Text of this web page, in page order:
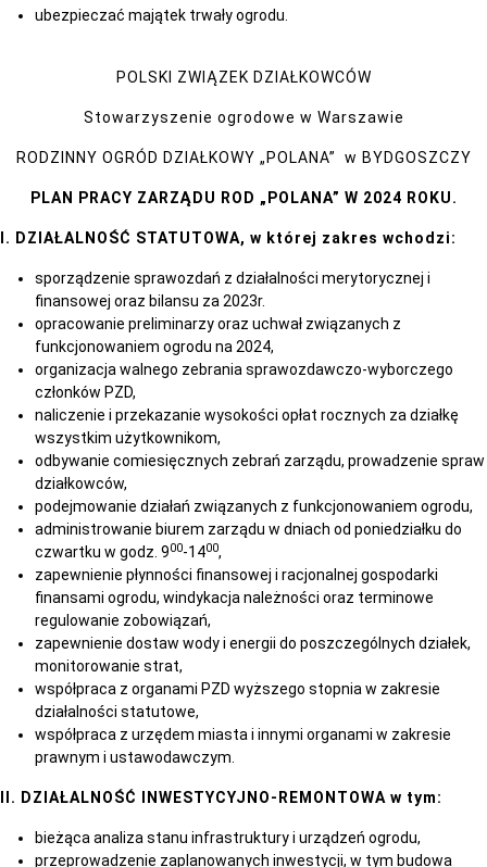
ubezpieczać majątek trwały ogrodu.
POLSKI ZWIĄZEK DZIAŁKOWCÓW
Stowarzyszenie ogrodowe w Warszawie
RODZINNY OGRÓD DZIAŁKOWY „POLANA” w BYDGOSZCZY
PLAN PRACY ZARZĄDU ROD „POLANA” W 2024 ROKU.
I. DZIAŁALNOŚĆ STATUTOWA, w której zakres wchodzi:
sporządzenie sprawozdań z działalności merytorycznej i
finansowej oraz bilansu za 2023r.
opracowanie preliminarzy oraz uchwał związanych z
funkcjonowaniem ogrodu na 2024,
organizacja walnego zebrania sprawozdawczo-wyborczego
członków PZD,
naliczenie i przekazanie wysokości opłat rocznych za działkę
wszystkim użytkownikom,
odbywanie comiesięcznych zebrań zarządu, prowadzenie spraw
działkowców,
podejmowanie działań związanych z funkcjonowaniem ogrodu,
administrowanie biurem zarządu w dniach od poniedziałku do
czwartku w godz. 900-1400,
zapewnienie płynności finansowej i racjonalnej gospodarki
finansami ogrodu, windykacja należności oraz terminowe
regulowanie zobowiązań,
zapewnienie dostaw wody i energii do poszczególnych działek,
monitorowanie strat,
współpraca z organami PZD wyższego stopnia w zakresie
działalności statutowe,
współpraca z urzędem miasta i innymi organami w zakresie
prawnym i ustawodawczym.
II. DZIAŁALNOŚĆ INWESTYCYJNO-REMONTOWA w tym:
bieżąca analiza stanu infrastruktury i urządzeń ogrodu,
przeprowadzenie zaplanowanych inwestycji, w tym budowa